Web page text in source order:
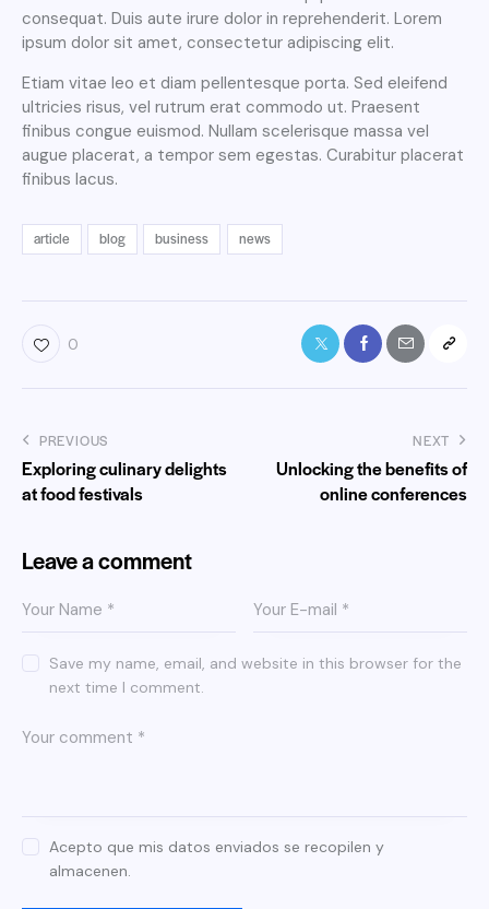
consequat. Duis aute irure dolor in reprehenderit. Lorem
ipsum dolor sit amet, consectetur adipiscing elit.
Etiam vitae leo et diam pellentesque porta. Sed eleifend
ultricies risus, vel rutrum erat commodo ut. Praesent
finibus congue euismod. Nullam scelerisque massa vel
augue placerat, a tempor sem egestas. Curabitur placerat
finibus lacus.
article blog business news
0
PREVIOUS
Exploring culinary delights
at food festivals
NEXT
Unlocking the benefits of
online conferences
Leave a comment
Save my name, email, and website in this browser for the
next time I comment.
Acepto que mis datos enviados se recopilen y
almacenen.